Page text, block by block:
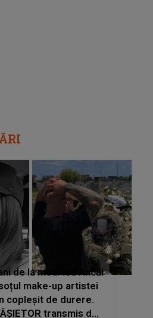
de la moartea Ancăi
make-up artistei
copleșit de durere.
transmis de